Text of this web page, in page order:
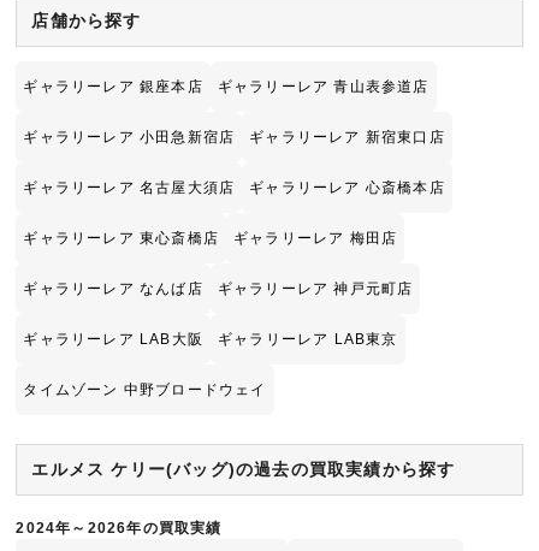
店舗から探す
ギャラリーレア 銀座本店 ギャラリーレア 青山表参道店
ギャラリーレア 小田急新宿店 ギャラリーレア 新宿東口店
ギャラリーレア 名古屋大須店 ギャラリーレア 心斎橋本店
ギャラリーレア 東心斎橋店 ギャラリーレア 梅田店
ギャラリーレア なんば店 ギャラリーレア 神戸元町店
ギャラリーレア LAB大阪 ギャラリーレア LAB東京
タイムゾーン 中野ブロードウェイ
エルメス ケリー(バッグ)の過去の買取実績から探す
2024年～2026年の買取実績